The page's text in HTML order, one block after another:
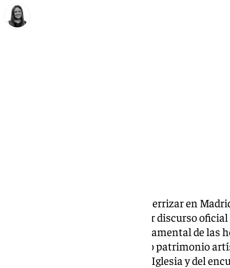
Apenas dos horas después de aterrizar en
Padre ha aprovechado su primer discurso
de forma explícita el papel fundamental de las
definiéndolas, junto a su valioso patrimonio
testimonio vivo y esencial de la Iglesia y del